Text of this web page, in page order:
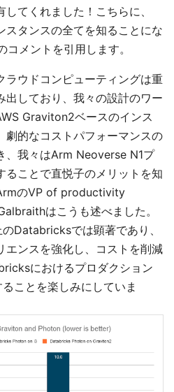
てくれました！こちらに、
タンスの全てを知ることにな
メントを引用します。
ラウドコンピューティングは重
出しており、我々の設計のワー
Graviton2ベースのインス
劇的なコストパフォーマンスの
、我々はArm Neoverse N1プ
ることで直悦子のメリットを知
のVP of productivity
はこうも述べました。
Databricksでは顕著であり、
エンスを強化し、コストを削減
におけるプロダクション
ことを楽しみにしていま